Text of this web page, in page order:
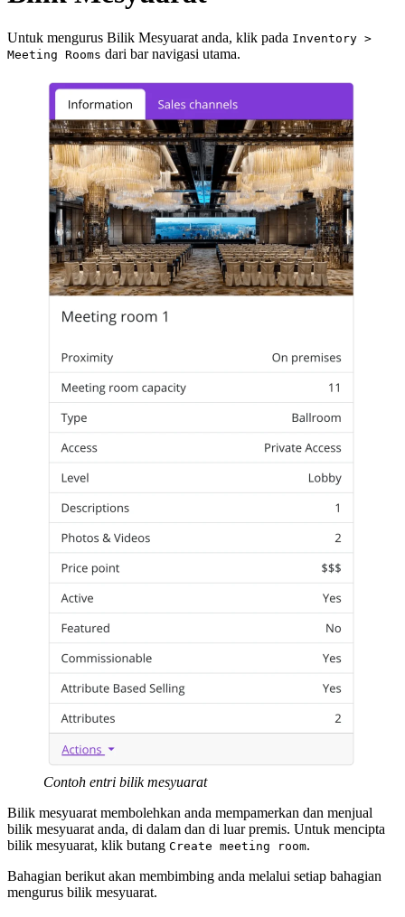
Untuk mengurus Bilik Mesyuarat anda, klik pada Inventory >
Meeting Rooms dari bar navigasi utama.
Contoh entri bilik mesyuarat
Bilik mesyuarat membolehkan anda mempamerkan dan menjual
bilik mesyuarat anda, di dalam dan di luar premis. Untuk mencipta
bilik mesyuarat, klik butang Create meeting room.
Bahagian berikut akan membimbing anda melalui setiap bahagian
mengurus bilik mesyuarat.